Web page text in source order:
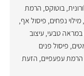
,בוטוקס, הרמת
,מילוי נפחים, פיסול אף,
במראה טבעי,עיצוב
, פיסול פנים
הרמת עפעפיים, הזעת